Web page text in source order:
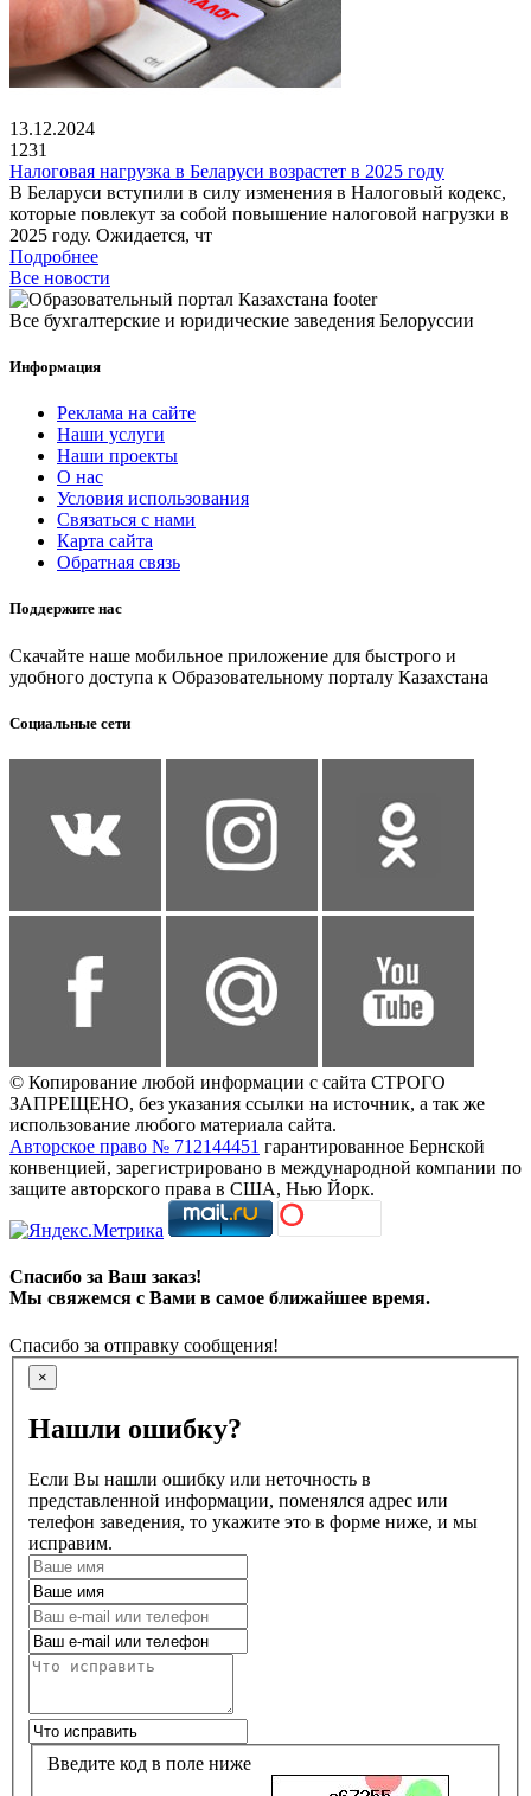
13.12.2024
1231
Налоговая нагрузка в Беларуси возрастет в 2025 году
В Беларуси вступили в силу изменения в Налоговый кодекс,
которые повлекут за собой повышение налоговой нагрузки в
2025 году. Ожидается, чт
Подробнее
Все новости
Все бухгалтерские и юридические заведения Белоруссии
Информация
Реклама на сайте
Наши услуги
Наши проекты
О нас
Условия использования
Связаться с нами
Карта сайта
Обратная связь
Поддержите нас
Скачайте наше мобильное приложение для быстрого и
удобного доступа к Образовательному порталу Казахстана
Социальные сети
© Копирование любой информации с сайта СТРОГО
ЗАПРЕЩЕНО, без указания ссылки на источник, а так же
использование любого материала сайта.
Авторское право № 712144451 гарантированное Бернской
конвенцией, зарегистрировано в международной компании по
защите авторского права в США, Нью Йорк.
Спасибо за Ваш заказ!
Мы свяжемся с Вами в самое ближайшее время.
Спасибо за отправку сообщения!
×
Нашли ошибку?
Если Вы нашли ошибку или неточность в
представленной информации, поменялся адрес или
телефон заведения, то укажите это в форме ниже, и мы
исправим.
Введите код в поле ниже